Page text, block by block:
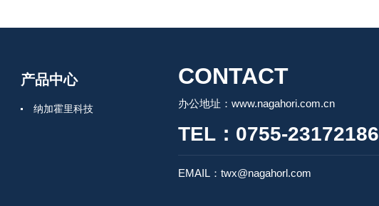
产品中心
纳加霍里科技
CONTACT
办公地址：www.nagahori.com.cn
TEL：0755-23172186
EMAIL：twx@nagahorl.com